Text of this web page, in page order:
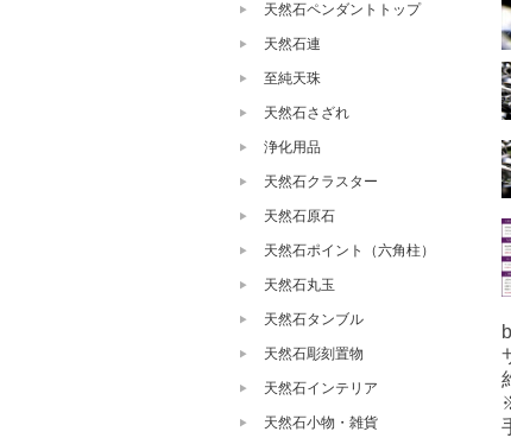
天然石ペンダントトップ
天然石連
至純天珠
天然石さざれ
浄化用品
天然石クラスター
天然石原石
天然石ポイント（六角柱）
天然石丸玉
天然石タンブル
天然石彫刻置物
天然石インテリア
天然石小物・雑貨